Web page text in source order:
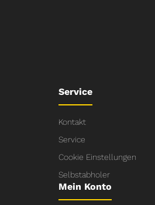
Service
Kontakt
Service
Cookie Einstellungen
Selbstabholer
Mein Konto